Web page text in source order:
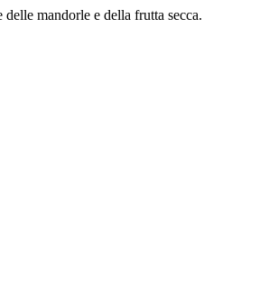
mandorle e della frutta secca.